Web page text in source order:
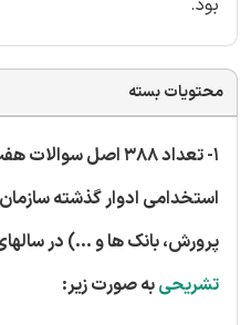
بود.
محتویات بسته
1-
تعداد 388 اصل
استخدامی ادوار گذشته
پرورش، بانک ها و ...) در سالهای 93 الی
تشریحیبه صورت زیر: